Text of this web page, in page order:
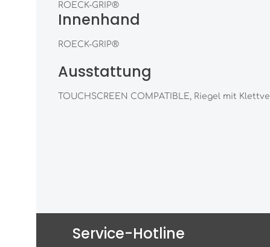
ROECK-GRIP®
Innenhand
ROECK-GRIP®
Ausstattung
TOUCHSCREEN COMPATIBLE, Riegel mit
Service-Hotline